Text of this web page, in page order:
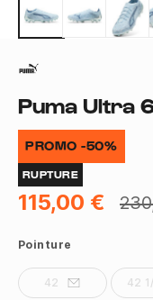
Puma Ultra
PROMO -50%
RUPTURE
115,00 €
Pointure
42 42